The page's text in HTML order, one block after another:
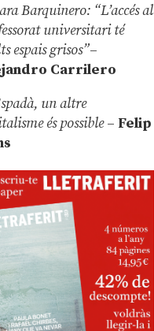
Barquinero: “L’accés al
universitari té
espais grisos”–
Carrilero
un altre
és possible – Felip